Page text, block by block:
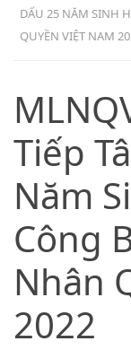
DẤU 25 NĂM SINH
QUYỀN VIỆT NAM
Tiếp
Năm
Công
Nhân
2022